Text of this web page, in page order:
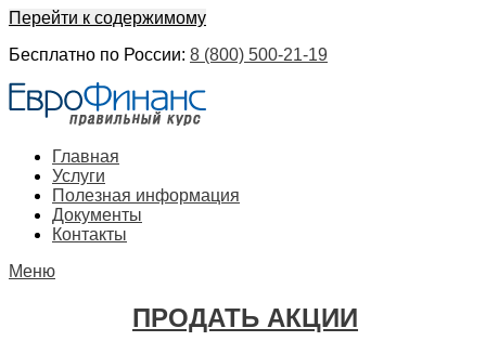
Перейти к содержимому
Бесплатно по России: 8 (800) 500-21-19
ЕвроФинанс
БыстроГлавная
Услуги
Полезная информация
Документы
Контакты
Меню
ПРОДАТЬ АКЦИИ